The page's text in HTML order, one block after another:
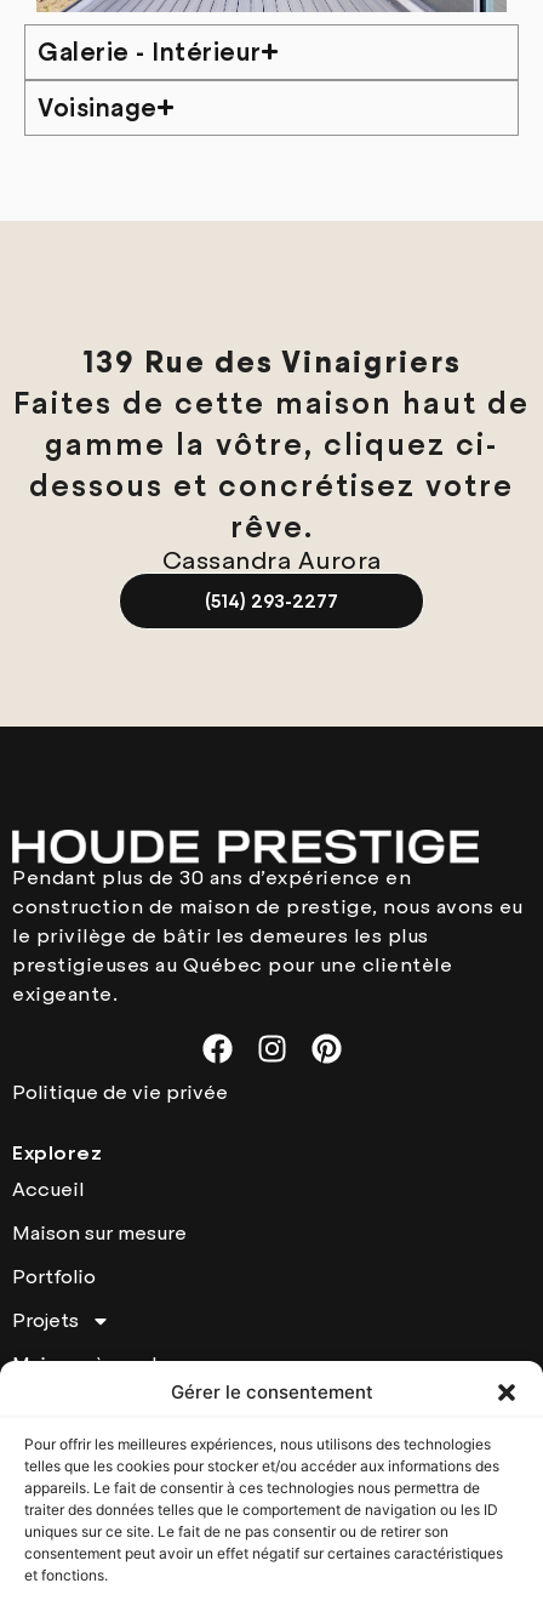
Gérer le consentement
Pour offrir les meilleures expériences, nous utilisons des technologies
telles que les cookies pour stocker et/ou accéder aux informations des
appareils. Le fait de consentir à ces technologies nous permettra de
traiter des données telles que le comportement de navigation ou les ID
uniques sur ce site. Le fait de ne pas consentir ou de retirer son
consentement peut avoir un effet négatif sur certaines caractéristiques
et fonctions.
Galerie - Intérieur
Voisinage
139 Rue des Vinaigriers
Faites de cette maison haut de
gamme la vôtre, cliquez ci-
dessous et concrétisez votre
rêve.
Cassandra Aurora
(514) 293-2277
Pendant plus de 30 ans d’expérience en
construction de maison de prestige, nous avons eu
le privilège de bâtir les demeures les plus
prestigieuses au Québec pour une clientèle
exigeante.
Politique de vie privée
Explorez
Accueil
Maison sur mesure
Portfolio
Projets
Maisons à vendre
Contact
Contactez Houde Prestige
17295 chemin Ste-Marie Kirkland, Québec, H9J 2L1
T: (514) 620-6007